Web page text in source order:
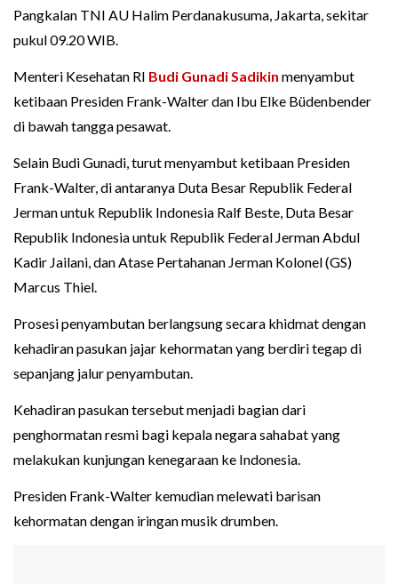
Pangkalan TNI AU Halim Perdanakusuma, Jakarta, sekitar
pukul 09.20 WIB.
Menteri Kesehatan RI Budi Gunadi Sadikin menyambut
ketibaan Presiden Frank-Walter dan Ibu Elke Büdenbender
di bawah tangga pesawat.
Selain Budi Gunadi, turut menyambut ketibaan Presiden
Frank-Walter, di antaranya Duta Besar Republik Federal
Jerman untuk Republik Indonesia Ralf Beste, Duta Besar
Republik Indonesia untuk Republik Federal Jerman Abdul
Kadir Jailani, dan Atase Pertahanan Jerman Kolonel (GS)
Marcus Thiel.
Prosesi penyambutan berlangsung secara khidmat dengan
kehadiran pasukan jajar kehormatan yang berdiri tegap di
sepanjang jalur penyambutan.
Kehadiran pasukan tersebut menjadi bagian dari
penghormatan resmi bagi kepala negara sahabat yang
melakukan kunjungan kenegaraan ke Indonesia.
Presiden Frank-Walter kemudian melewati barisan
kehormatan dengan iringan musik drumben.